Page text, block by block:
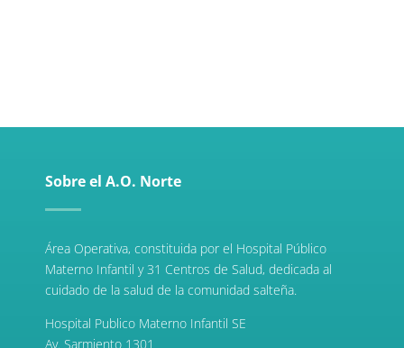
Sobre el A.O. Norte
Área Operativa, constituida por el Hospital Público
Materno Infantil y 31 Centros de Salud, dedicada al
cuidado de la salud de la comunidad salteña.
Hospital Publico Materno Infantil SE
Av. Sarmiento 1301